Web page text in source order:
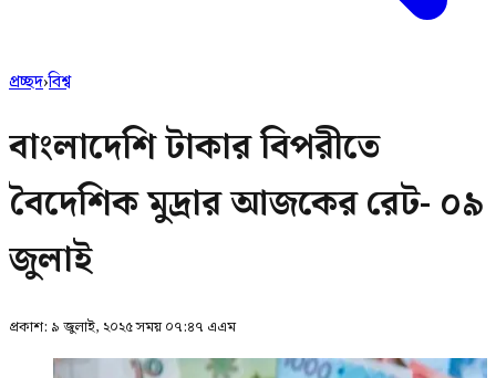
প্রচ্ছদ›বিশ্ব
বাংলাদেশি টাকার বিপরীতে
বৈদেশিক মুদ্রার আজকের রেট- ০৯
জুলাই
প্রকাশ: ৯ জুলাই, ২০২৫ সময় ০৭:৪৭ এএম